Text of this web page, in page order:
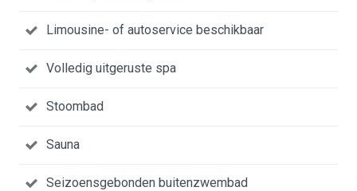
Limousine- of autoservice beschikbaar
Volledig uitgeruste spa
Stoombad
Sauna
Seizoensgebonden buitenzwembad